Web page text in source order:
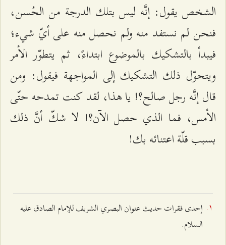
الشخص يقول: إنَّه ليس بتلك الدرجة من الحُسن،
فنحن لم نستفد منه ولم نحصل منه على أيّ شيء؛
فيبدأ بالتشكيك بالموضوع ابتداءً، ثم يتطوّر الأمر
ويتحوّل ذلك التشكيك إلى المواجهة فيقول: ومن
قال إنَّه رجل صالح؟! يا هذا، لقد كنت تمدحه حتّى
الأمس، فما الذي حصل الآن؟! لا شكّ أنَّ ذلك
بسبب قلّة اعتنائه بك!
إحدى فقرات حديث عنوان البصري الشريف للإمام الصادق عليه
السلام.